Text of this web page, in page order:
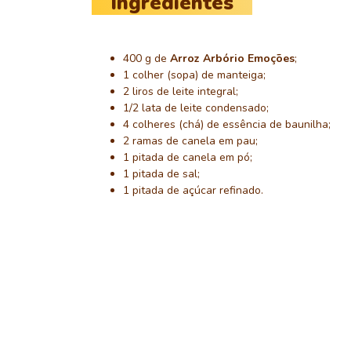
400 g de Arroz Arbório Emoções;
1 colher (sopa) de manteiga;
2 liros de leite integral;
1/2 lata de leite condensado;
4 colheres (chá) de essência de baunilha;
2 ramas de canela em pau;
1 pitada de canela em pó;
1 pitada de sal;
1 pitada de açúcar refinado.